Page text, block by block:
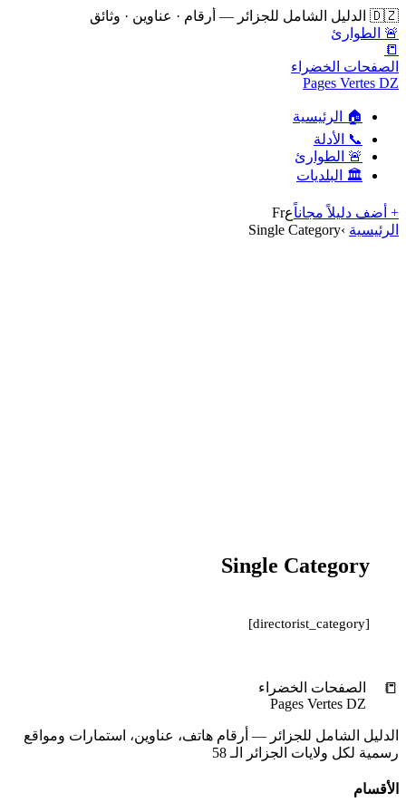
🇩🇿 الدليل الشامل للجزائر — أرقام · عناوين · وثائق
🚨 الطوارئ
📒
الصفحات الخضراء
Pages Vertes DZ
🏠 الرئيسية
📞 الأدلة
🚨 الطوارئ
🏛️ البلديات
+ أضف دليلاً مجاناًعFr
الرئيسية ›
Single Category
Single Category
[directorist_category]
📒
الصفحات الخضراء
Pages Vertes DZ
الدليل الشامل للجزائر — أرقام هاتف، عناوين، استمارات ومواقع
رسمية لكل ولايات الجزائر الـ 58
الأقسام